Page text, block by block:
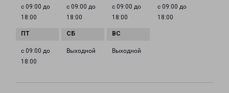
с 09:00 до
18:00
с 09:00 до
18:00
с 09:00 до
18:00
с 09:00 до
18:00
с 09:00 до
18:00
Выходной Выходной